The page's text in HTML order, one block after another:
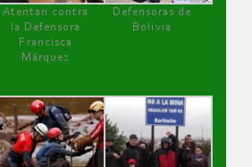
Atentan contra
la Defensora
Francisca
Márquez
Defensoras de
Bolivia